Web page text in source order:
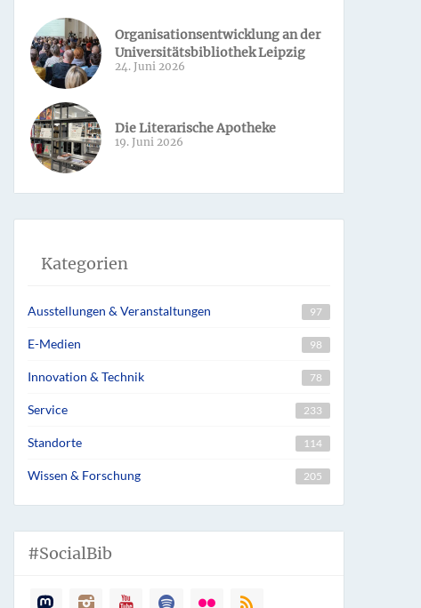
Organisationsentwicklung an der
Universitätsbibliothek Leipzig
24. Juni 2026
Die Literarische Apotheke
19. Juni 2026
Kategorien
Ausstellungen & Veranstaltungen 97
E-Medien 98
Innovation & Technik 78
Service 233
Standorte 114
Wissen & Forschung 205
#SocialBib